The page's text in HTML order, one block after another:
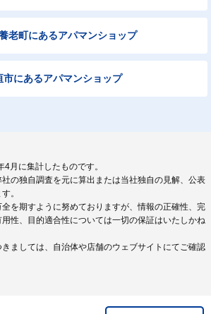
老町にあるアパマンショップ
市にあるアパマンショップ
月に集計したものです。
の独自調査を元に算出または当社独自の見解、公表
。
を期すように努めておりますが、情報の正確性、完
性、目的適合性については一切の保証はいたしかね
ましては、自治体や店舗のウェブサイトにてご確認